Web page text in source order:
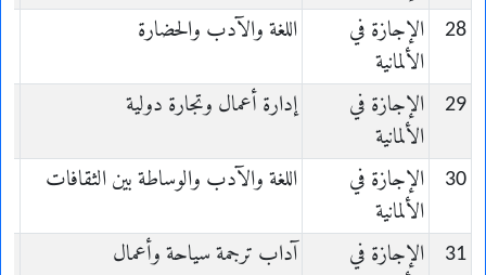
28
الإجازة في
الألمانية
اللغة والآدب والحضارة
29
الإجازة في
الألمانية
إدارة أعمال وتجارة دولية
30
الإجازة في
الألمانية
اللغة والآدب والوساطة بين الثقافات
31
الإجازة في
آداب ترجمة سياحة وأعمال